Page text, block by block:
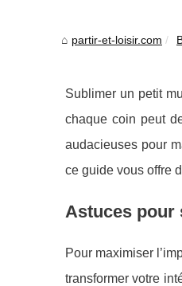
partir-et-loisir.com
Sublimer un petit
chaque coin peut
audacieuses pour
ce guide vous offre
Astuces pour
Pour maximiser
transformer votre